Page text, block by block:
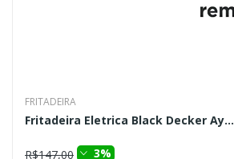
FRITADEIRA
Fritadeira Eletrica Black Decker Ay...
R$147,00 3%